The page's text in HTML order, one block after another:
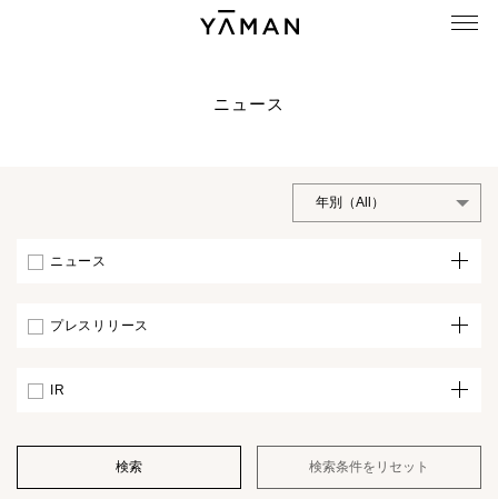
ニュース
ニュース
プレスリリース
IR
検索 検索条件をリセット